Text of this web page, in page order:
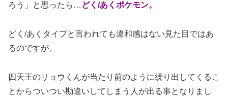
ろう」と思ったら… どく/あくポケモン。
どく/あくタイプと言われても違和感はない見た目ではあ
るのですが、
四天王のリョウくんが当たり前のように繰り出してくるこ
とからついつい勘違いしてしまう人が出る事となりまし